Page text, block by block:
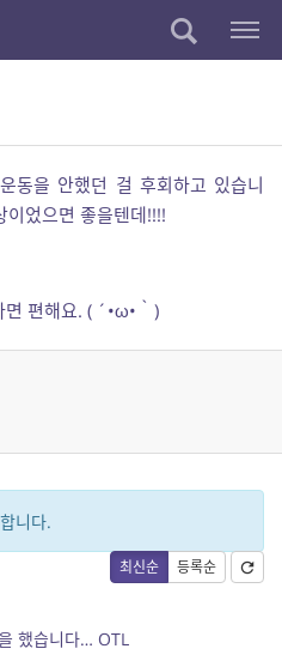
동을 안했던 걸 후회하고 있습니
었으면 좋을텐데!!!!
편해요. ( ´•ω•｀)
니다.
최신순 등록순
했습니다… OTL